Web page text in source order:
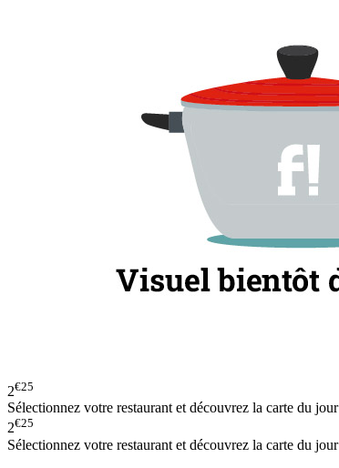
2€25
Sélectionnez votre restaurant et découvrez la carte du jour
2€25
Sélectionnez votre restaurant et découvrez la carte du jour